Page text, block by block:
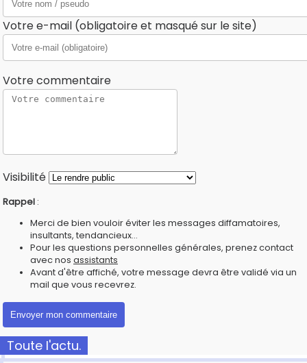
Votre e-mail (obligatoire et masqué sur le site)
Votre commentaire
Visibilité
Rappel :
Merci de bien vouloir éviter les messages diffamatoires,
insultants, tendancieux...
Pour les questions personnelles générales, prenez contact
avec nos assistants
Avant d'être affiché, votre message devra être validé via un
mail que vous recevrez.
Toute l'actu.